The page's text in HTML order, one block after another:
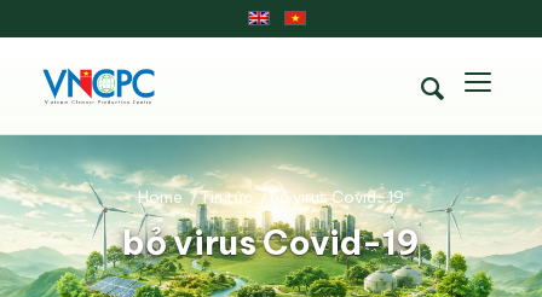
bỏ virus Covid-19
Home /Tin tức /bỏ virus Covid-19